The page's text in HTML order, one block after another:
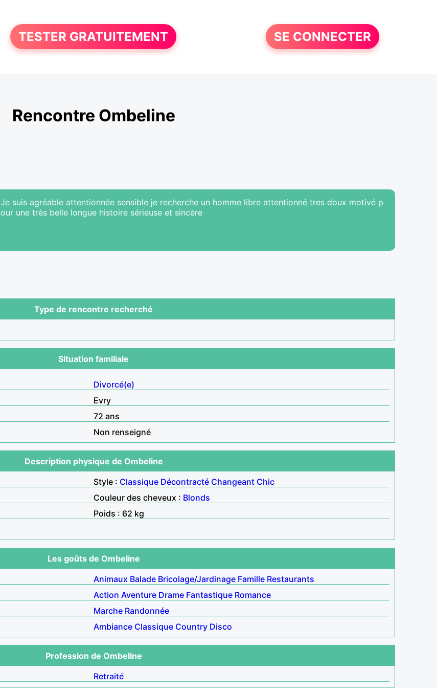
TESTER GRATUITEMENT SE CONNECTER
Rencontre Ombeline
Je suis agréable attentionnée sensible je recherche un homme libre attentionné tres doux motivé p
our une très belle longue histoire sérieuse et sincère
Type de rencontre recherché
Situation familiale
Divorcé(e)
Evry
72 ans
Non renseigné
Description physique de Ombeline
Style : Classique Décontracté Changeant Chic
Couleur des cheveux : Blonds
Poids : 62 kg
Les goûts de Ombeline
Animaux Balade Bricolage/Jardinage Famille Restaurants
Action Aventure Drame Fantastique Romance
Marche Randonnée
Ambiance Classique Country Disco
Profession de Ombeline
Retraité